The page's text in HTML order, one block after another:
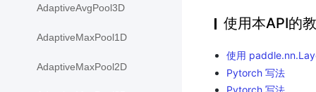
AdaptiveAvgPool3D
AdaptiveMaxPool1D
AdaptiveMaxPool2D
使用本API的
使用
Pytorch 写法
Pytorch 写法